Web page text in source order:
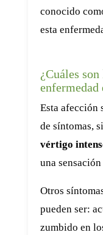
conocido
esta
¿Cuáles
enfermedad
Esta afección
de síntomas,
vértigo
una
Otros
pueden ser:
zumbido en